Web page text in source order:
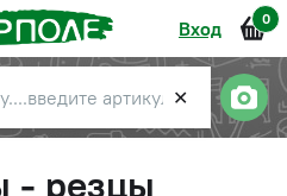
Вход 0
✕
- резцы